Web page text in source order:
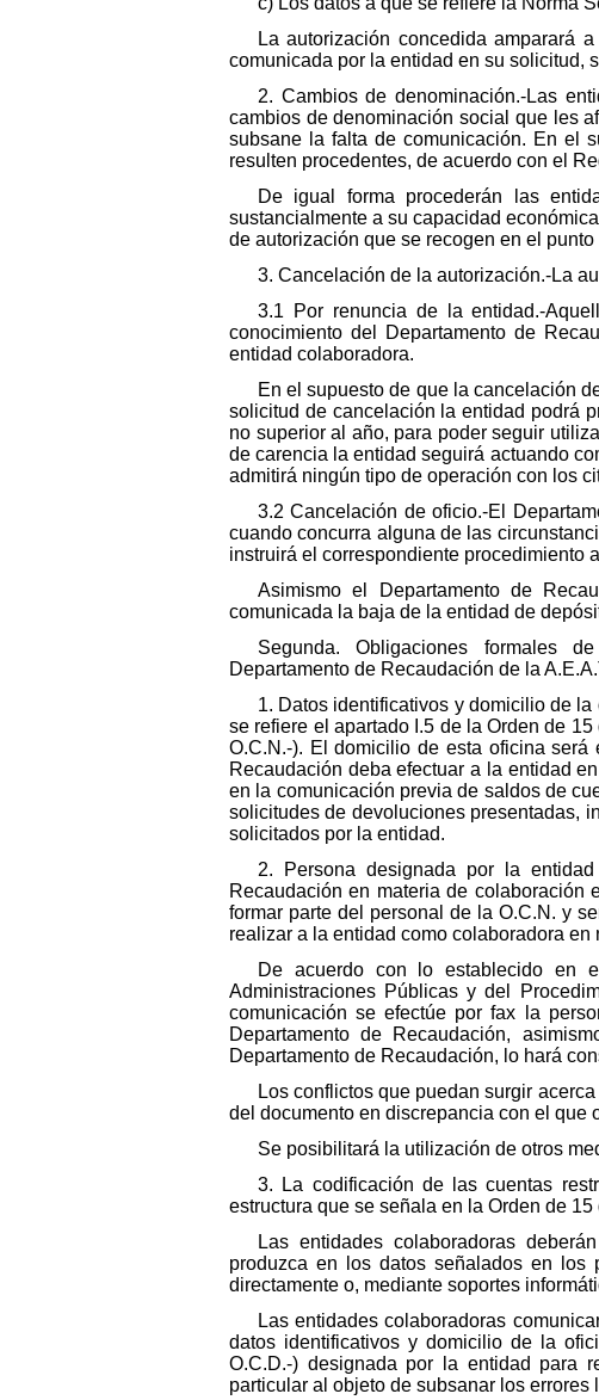
La autorización concedida amparará
comunicada por la entidad en su solicitud,
2. Cambios de denominación.-Las
cambios de denominación social que les
subsane la falta de comunicación. En el
resulten procedentes, de acuerdo con el
De igual forma procederán las
sustancialmente a su capacidad
de autorización que se recogen en el punto
3. Cancelación de la autorización.-La
3.1 Por renuncia de la entidad.-
conocimiento del Departamento de
entidad colaboradora.
En el supuesto de que la cancelación
solicitud de cancelación la entidad podrá
no superior al año, para poder seguir
de carencia la entidad seguirá actuando
admitirá ningún tipo de operación con los
3.2 Cancelación de oficio.-El
cuando concurra alguna de las
instruirá el correspondiente procedimiento
Asimismo el Departamento de
comunicada la baja de la entidad de
Segunda. Obligaciones formales
Departamento de Recaudación de la
1. Datos identificativos y domicilio de
se refiere el apartado I.5 de la Orden de
O.C.N.-). El domicilio de esta oficina
Recaudación deba efectuar a la entidad
en la comunicación previa de saldos de
solicitudes de devoluciones presentadas,
solicitados por la entidad.
2. Persona designada por la
Recaudación en materia de colaboración
formar parte del personal de la O.C.N. y
realizar a la entidad como colaboradora
De acuerdo con lo establecido en
Administraciones Públicas y del
comunicación se efectúe por fax la
Departamento de Recaudación,
Departamento de Recaudación, lo hará
Los conflictos que puedan surgir
del documento en discrepancia con el que
Se posibilitará la utilización de otros
3. La codificación de las cuentas
estructura que se señala en la Orden de
Las entidades colaboradoras
produzca en los datos señalados en los
directamente o, mediante soportes
Las entidades colaboradoras
datos identificativos y domicilio de la
O.C.D.-) designada por la entidad para
particular al objeto de subsanar los